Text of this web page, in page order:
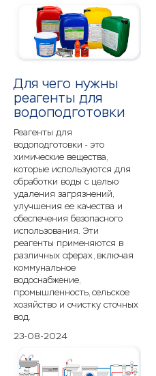
Для чего нужны
реагенты для
водоподготовки
Реагенты для
водоподготовки - это
химические вещества,
которые используются для
обработки воды с целью
удаления загрязнений,
улучшения ее качества и
обеспечения безопасного
использования. Эти
реагенты применяются в
различных сферах, включая
коммунальное
водоснабжение,
промышленность, сельское
хозяйство и очистку сточных
вод.
23-08-2024